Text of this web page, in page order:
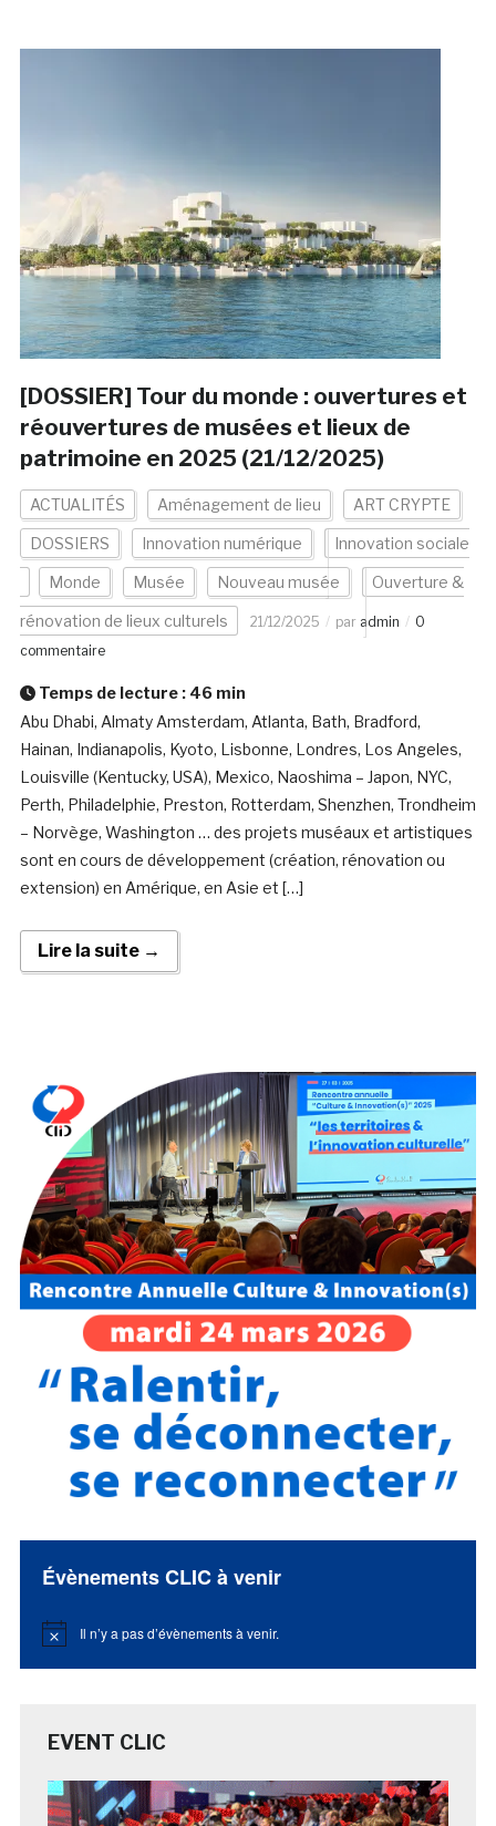
[DOSSIER] Tour du monde : ouvertures et
réouvertures de musées et lieux de
patrimoine en 2025 (21/12/2025)
ACTUALITÉS Aménagement de lieu ART CRYPTE
DOSSIERS Innovation numérique Innovation sociale
Monde Musée Nouveau musée Ouverture &
rénovation de lieux culturels 21/12/2025 par admin
0
commentaire
Temps de lecture : 46 min
Abu Dhabi, Almaty Amsterdam, Atlanta, Bath, Bradford,
Hainan, Indianapolis, Kyoto, Lisbonne, Londres, Los Angeles,
Louisville (Kentucky, USA), Mexico, Naoshima – Japon, NYC,
Perth, Philadelphie, Preston, Rotterdam, Shenzhen, Trondheim
– Norvège, Washington … des projets muséaux et artistiques
sont en cours de développement (création, rénovation ou
extension) en Amérique, en Asie et […]
Lire la suite →
Évènements CLIC à venir
Notice Il n’y a pas d’évènements à venir.
EVENT CLIC